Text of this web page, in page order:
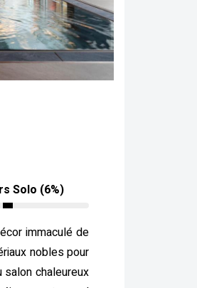
Solo (6%)
immaculé de
nobles pour
salon chaleureux